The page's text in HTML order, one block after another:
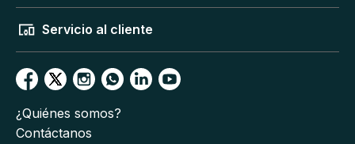
Servicio al cliente
¿Quiénes somos?
Contáctanos